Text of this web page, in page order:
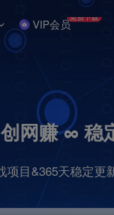
VIP会员免费下载
网赚 ∞ 稳
项目&365天稳定更